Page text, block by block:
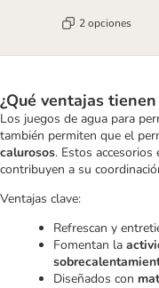
2 opciones
¿Qué ventajas
Los juegos de agua para
también permiten que el
calurosos. Estos
contribuyen a su
Ventajas clave:
Refrescan y
Fomentan la
Diseñados con